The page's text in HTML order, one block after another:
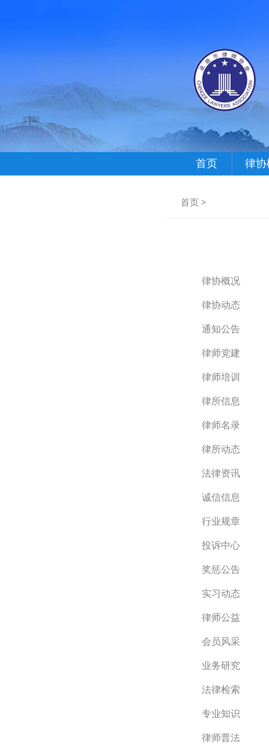
首页 律协
首页 >
律协概况
律协动态
通知公告
律师党建
律师培训
律所信息
律师名录
律所动态
法律资讯
诚信信息
行业规章
投诉中心
奖惩公告
实习动态
律师公益
会员风采
业务研究
法律检索
专业知识
律师普法